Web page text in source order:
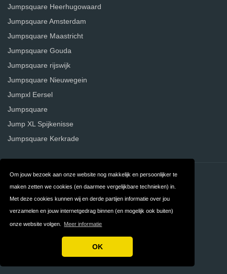
Om jouw bezoek aan onze website nog makkelijk en persoonlijker te
maken zetten we cookies (en daarmee vergelijkbare technieken) in.
Met deze cookies kunnen wij en derde partijen informatie over jou
verzamelen en jouw internetgedrag binnen (en mogelijk ook buiten)
onze website volgen. Meer informatie
OK
Jumpsquare Heerhugowaard
Jumpsquare Amsterdam
Jumpsquare Maastricht
Jumpsquare Gouda
Jumpsquare rijswijk
Jumpsquare Nieuwegein
Jumpxl Eersel
Jumpsquare
Jump XL Spijkenisse
Jumpsquare Kerkrade
Contact Over ons
Privacy Algemene
Voorwaarden
Copyright © 2026 Jumpenlocaties.com